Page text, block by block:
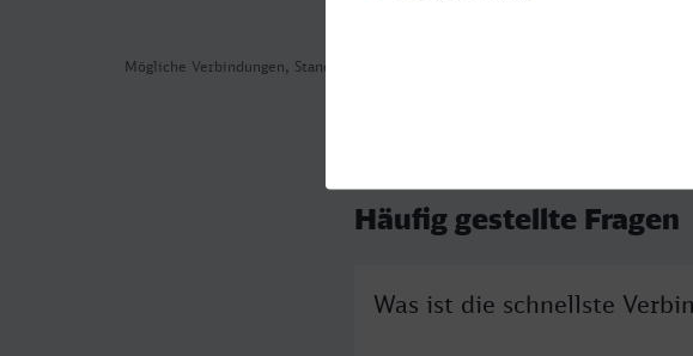
Mögliche Verbindungen, Stand: 2026-08-04 11:49
Häufig gestellte Fragen
Was ist die schnellste